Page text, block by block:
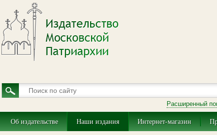
Расширенный
Об издательстве Наши издания Интернет-магазин